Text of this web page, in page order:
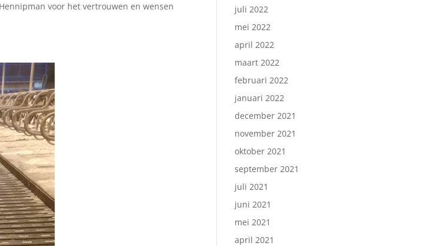
voor het vertrouwen en wensen
juli 2022
mei 2022
april 2022
maart 2022
februari 2022
januari 2022
december 2021
november 2021
oktober 2021
september 2021
juli 2021
juni 2021
mei 2021
april 2021